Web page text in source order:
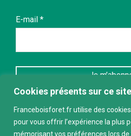
Cookies présents sur ce site
Franceboisforet.fr utilise des
pour vous offrir l’expérience la plus
mémorisant vos préférences lors de
E-mail *
Conception :